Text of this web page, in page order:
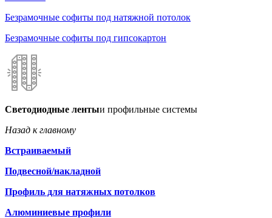
Безрамочные софиты под натяжной потолок
Безрамочные софиты под гипсокартон
Светодиодные лентыи профильные системы
Назад к главному
Встраиваемый
Подвесной/накладной
Профиль для натяжных потолков
Алюминиевые профили